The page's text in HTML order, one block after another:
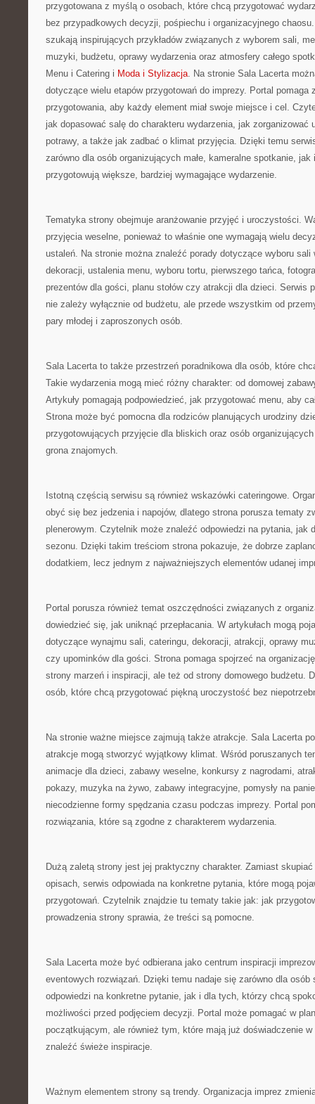
przygotowana z myślą o osobach, które chcą przygotować
bez przypadkowych decyzji, pośpiechu i organizacyjnego
szukają inspirujących przykładów związanych z wyborem sali,
muzyki, budżetu, oprawy wydarzenia oraz atmosfery całego
Menu i Catering i Moda i Stylizacja. Na stronie Sala Lacerta
dotyczące wielu etapów przygotowań do imprezy. Portal pomaga
przygotowania, aby każdy element miał swoje miejsce i cel.
jak dopasować salę do charakteru wydarzenia, jak zorganizować
potrawy, a także jak zadbać o klimat przyjęcia. Dzięki temu
zarówno dla osób organizujących małe, kameralne spotkanie,
przygotowują większe, bardziej wymagające wydarzenie.
Tematyka strony obejmuje aranżowanie przyjęć i uroczystości.
przyjęcia weselne, ponieważ to właśnie one wymagają wielu
ustaleń. Na stronie można znaleźć porady dotyczące wyboru sali
dekoracji, ustalenia menu, wyboru tortu, pierwszego tańca,
prezentów dla gości, planu stołów czy atrakcji dla dzieci. Serwis
nie zależy wyłącznie od budżetu, ale przede wszystkim od
pary młodej i zaproszonych osób.
Sala Lacerta to także przestrzeń poradnikowa dla osób, które
Takie wydarzenia mogą mieć różny charakter: od domowej
Artykuły pomagają podpowiedzieć, jak przygotować menu, aby
Strona może być pomocna dla rodziców planujących urodziny
przygotowujących przyjęcie dla bliskich oraz osób
grona znajomych.
Istotną częścią serwisu są również wskazówki cateringowe.
obyć się bez jedzenia i napojów, dlatego strona porusza tematy
plenerowym. Czytelnik może znaleźć odpowiedzi na pytania, jak
sezonu. Dzięki takim treściom strona pokazuje, że dobrze
dodatkiem, lecz jednym z najważniejszych elementów udanej
Portal porusza również temat oszczędności związanych z
dowiedzieć się, jak uniknąć przepłacania. W artykułach mogą
dotyczące wynajmu sali, cateringu, dekoracji, atrakcji, oprawy
czy upominków dla gości. Strona pomaga spojrzeć na
strony marzeń i inspiracji, ale też od strony domowego budżetu.
osób, które chcą przygotować piękną uroczystość bez
Na stronie ważne miejsce zajmują także atrakcje. Sala Lacerta
atrakcje mogą stworzyć wyjątkowy klimat. Wśród poruszanych
animacje dla dzieci, zabawy weselne, konkursy z nagrodami,
pokazy, muzyka na żywo, zabawy integracyjne, pomysły na
niecodzienne formy spędzania czasu podczas imprezy. Portal
rozwiązania, które są zgodne z charakterem wydarzenia.
Dużą zaletą strony jest jej praktyczny charakter. Zamiast skupiać
opisach, serwis odpowiada na konkretne pytania, które mogą
przygotowań. Czytelnik znajdzie tu tematy takie jak: jak
prowadzenia strony sprawia, że treści są pomocne.
Sala Lacerta może być odbierana jako centrum inspiracji
eventowych rozwiązań. Dzięki temu nadaje się zarówno dla
odpowiedzi na konkretne pytanie, jak i dla tych, którzy chcą
możliwości przed podjęciem decyzji. Portal może pomagać w
początkującym, ale również tym, które mają już doświadczenie
znaleźć świeże inspiracje.
Ważnym elementem strony są trendy. Organizacja imprez